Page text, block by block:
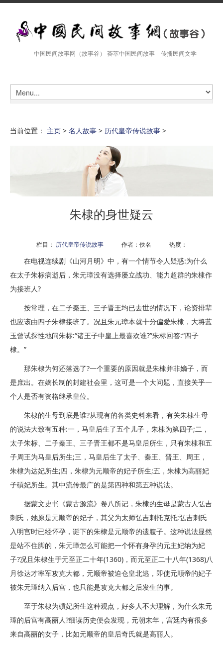
中国民间故事网（故事谷） 荟萃中国民间故事 传播民间文学
当前位置： 主页 > 名人故事 > 历代皇帝传说故事 >
朱棣的身世疑云
栏目： 历代皇帝传说故事作者：佚名 热度：
在电视连续剧《山河月明》中，有一个情节令人疑惑:为什么
在太子朱标病逝后，朱元璋没有选择屡立战功、能力超群的朱棣作
为接班人?
按常理，在二子秦王、三子晋王均已去世的情况下，论资排辈
也应该由四子朱棣接班了。况且朱元璋本就十分偏爱朱棣，大将蓝
玉曾试探性地问朱标:“诸王子中皇上最喜欢谁?”朱标回答:“四子
棣。”
那朱棣为何还落选了?一个重要的原因就是朱棣并非嫡子，而
是庶出。在嫡长制的封建社会里，这可是一个大问题，直接关乎一
个人是否有资格继承皇位。
朱棣的生母到底是谁?从现有的各类史料来看，有关朱棣生母
的说法大致有五种:一，马皇后生了五个儿子，朱棣为第四子;二，
太子朱标、二子秦王、三子晋王都不是马皇后所生，只有朱棣和五
子周王为马皇后所生;三，马皇后生了太子、秦王、晋王、周王，
朱棣为达妃所生;四，朱棣为元顺帝的妃子所生;五，朱棣为高丽妃
子碽妃所生。其中流传最广的是第四种和第五种说法。
据蒙文史书《蒙古源流》卷八所记，朱棣的生母是蒙古人弘吉
剌氏，她原是元顺帝的妃子，其父为太师弘吉剌托克托;弘吉剌氏
入明宫时已经怀孕，诞下的朱棣是元顺帝的遗腹子。这种说法显然
是站不住脚的，朱元璋怎么可能把一个怀有身孕的元主妃纳为妃
子?况且朱棣生于元至正二十年(1360)，而元至正二十八年(1368)八
月徐达才率军攻克大都，元顺帝被迫仓皇北逃，即使元顺帝的妃子
被朱元璋纳入后宫，也只能是攻克大都之后发生的事。
至于朱棣为碽妃所生这种观点，好多人不大理解，为什么朱元
璋的后宫有高丽人?细读历史便会发现，元朝末年，宫廷内有很多
来自高丽的女子，比如元顺帝的皇后奇氏就是高丽人。